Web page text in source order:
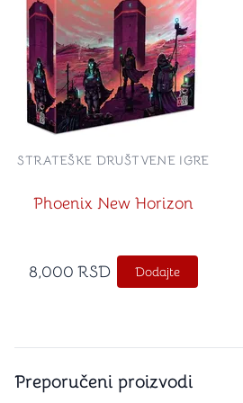
Phoenix New Horizon
STRATEŠKE DRUŠTVENE IGRE
8,000 RSD Dodajte
Preporučeni proizvodi